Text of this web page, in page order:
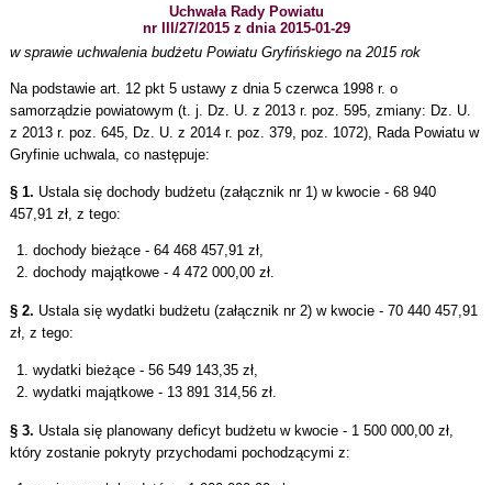
Uchwała Rady Powiatu
nr III/27/2015 z dnia 2015-01-29
w sprawie uchwalenia budżetu Powiatu Gryfińskiego na 2015 rok
Na podstawie art. 12 pkt 5 ustawy z dnia 5 czerwca 1998 r. o
samorządzie powiatowym (t. j. Dz. U. z 2013 r. poz. 595, zmiany: Dz. U.
z 2013 r. poz. 645, Dz. U. z 2014 r. poz. 379, poz. 1072), Rada Powiatu w
Gryfinie uchwala, co następuje:
§ 1. Ustala się dochody budżetu (załącznik nr 1) w kwocie - 68 940
457,91 zł, z tego:
dochody bieżące - 64 468 457,91 zł,
dochody majątkowe - 4 472 000,00 zł.
§ 2. Ustala się wydatki budżetu (załącznik nr 2) w kwocie - 70 440 457,91
zł, z tego:
wydatki bieżące - 56 549 143,35 zł,
wydatki majątkowe - 13 891 314,56 zł.
§ 3. Ustala się planowany deficyt budżetu w kwocie - 1 500 000,00 zł,
który zostanie pokryty przychodami pochodzącymi z: